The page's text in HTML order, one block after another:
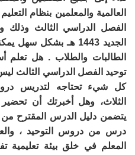
العالمية والمعلمين بنظام
الفصل الدراسي الثالث وذلك
الجديد 1443 هـ بشكل
الطالبات والطلاب . هل تعلم
توحيد الفصل الدراسي الثالث
كل شيء تحتاجه لتدريس
الثلاث، وهل أخبرتك أن
يتضمن دليل الدرس المقترح
درس من دروس التوحيد ،
المعلم في خلق بيئة تعليمية